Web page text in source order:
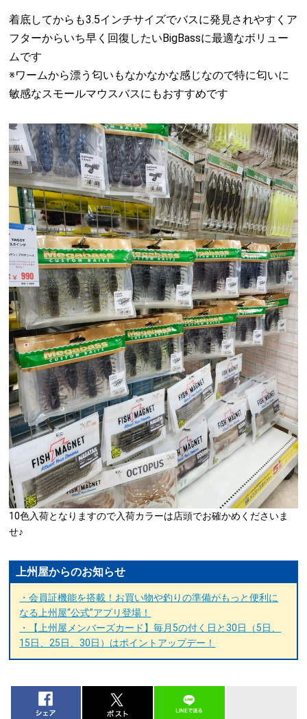
着底してからも3.5インチサイズでバスに発見されやすくア
フターからいち早く回復したいBigBassに最適なボリュー
ムです
※ワームから漂う匂いもなかなかな感じなので特に匂いに
敏感なスモールマウスバスにもおすすめです
10色入荷となりますので入荷カラーは店頭でお確かめくださいま
せ♪
上州屋からのお知らせ
・会員証機能を搭載！お買い物や釣りの準備がもっと便利に
なる上州屋“公式”アプリ登場！
・【上州屋メンバーズカード】毎月5の付く日と30日（5日、
15日、25日、30日）はポイントアップデー！